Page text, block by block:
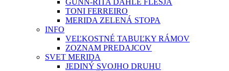
GUNN-RITA DAHLE FLESJÅ
TONI FERREIRO
MERIDA ZELENÁ STOPA
INFO
VEĽKOSTNÉ TABUĽKY RÁMOV
ZOZNAM PREDAJCOV
SVET MERIDA
JEDINÝ SVOJHO DRUHU